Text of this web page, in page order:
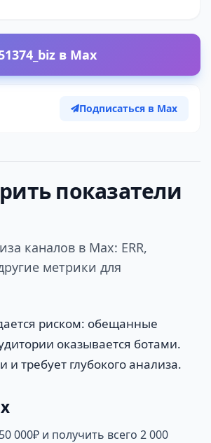
в Max
Подписаться в Max
показатели
каналов в Max: ERR,
метрики для
риском: обещанные
оказывается ботами.
требует глубокого анализа.
000₽ и получить всего 2 000